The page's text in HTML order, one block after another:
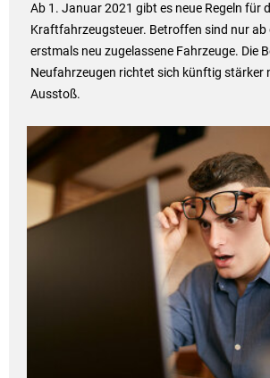
Ab 1. Januar 2021 gibt es neue Regeln für
Kraftfahrzeugsteuer. Betroffen sind nur ab
erstmals neu zugelassene Fahrzeuge. Die
Neufahrzeugen richtet sich künftig stärker
Ausstoß.